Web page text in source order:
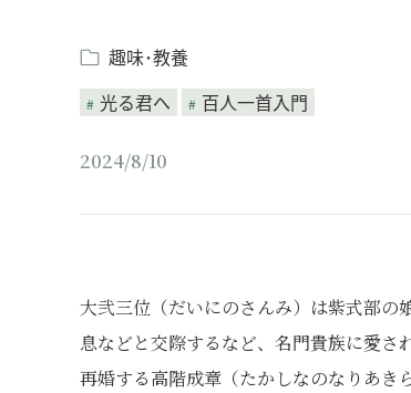
趣味･教養
光る君へ
百人一首入門
2024/8/10
大弐三位（だいにのさんみ）は紫式部の
息などと交際するなど、名門貴族に愛さ
再婚する高階成章（たかしなのなりあき